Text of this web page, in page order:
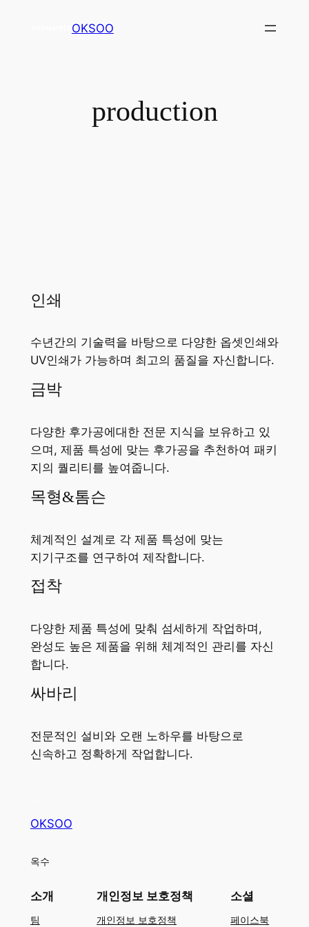
OKSOO
production
인쇄
수년간의 기술력을 바탕으로 다양한 옵셋인쇄와
UV인쇄가 가능하며 최고의 품질을 자신합니다.
금박
다양한 후가공에대한 전문 지식을 보유하고 있
으며, 제품 특성에 맞는 후가공을 추천하여 패키
지의 퀄리티를 높여줍니다.
목형&톰슨
체계적인 설계로 각 제품 특성에 맞는
지기구조를 연구하여 제작합니다.
접착
다양한 제품 특성에 맞춰 섬세하게 작업하며,
완성도 높은 제품을 위해 체계적인 관리를 자신
합니다.
싸바리
전문적인 설비와 오랜 노하우를 바탕으로
신속하고 정확하게 작업합니다.
OKSOO
옥수
소개
팀
개인정보 보호정책
개인정보 보호정책
소셜
페이스북